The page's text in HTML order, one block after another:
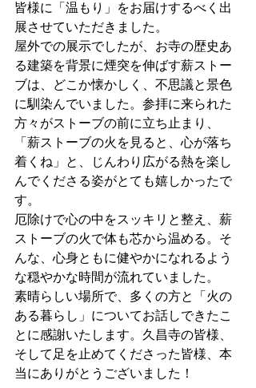
皆様に「温もり」をお届けするべく出
展させていただきました。
屋外での展示でしたが、お寺の歴史あ
る建築を背景に煙突を伸ばす薪ストー
ブは、どこか懐かしく、不思議と景色
に馴染んでいました。参拝に来られた
方々がストーブの前に立ち止まり、
「薪ストーブの火を見ると、心が落ち
着くね」と、じんわり広がる熱を楽し
んでくださる姿がとても嬉しかったで
す。
厄除けで心の中をスッキリと整え、薪
ストーブの火で体も芯から温める。そ
んな、心身ともに健やかになれるよう
な穏やかな時間が流れていました。
素晴らしい場所で、多くの方と「火の
ある暮らし」についてお話しできたこ
とに感謝いたします。久昌寺の皆様、
そして足を止めてくださった皆様、本
当にありがとうございました！